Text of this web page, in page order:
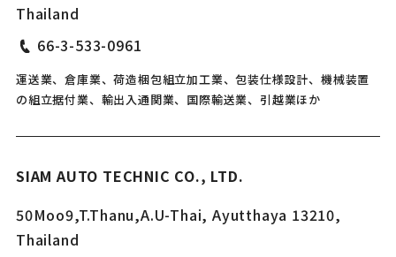
Thailand
66-3-533-0961
運送業、倉庫業、荷造梱包組立加工業、包装仕様設計、機械装置
の組立据付業、輸出入通関業、国際輸送業、引越業ほか
SIAM AUTO TECHNIC CO., LTD.
50Moo9,T.Thanu,A.U-Thai, Ayutthaya 13210,
Thailand